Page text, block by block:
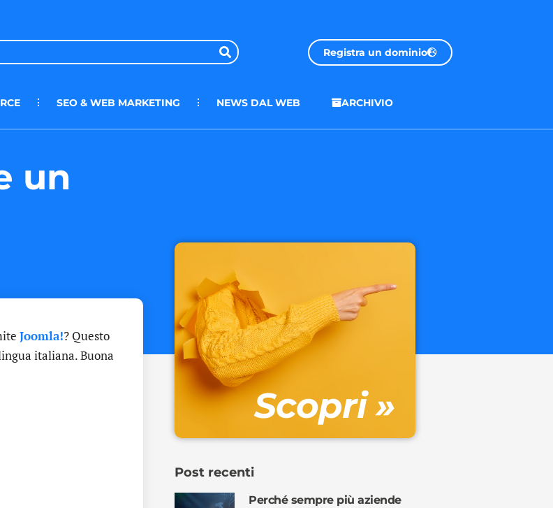
Registra un dominio
SEO & WEB MARKETING NEWS DAL WEB ARCHIVIO
un
Joomla!? Questo
italiana. Buona
Scopri »
Post recenti
Perché sempre più aziende